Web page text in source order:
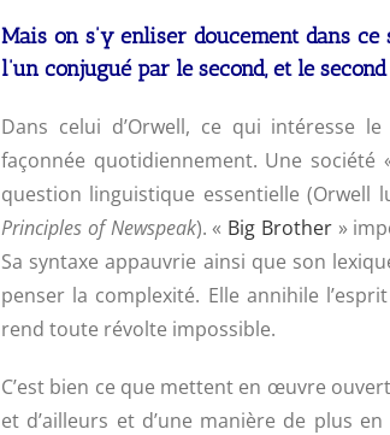
Mais on s’y enliser doucement dans
l’un conjugué par le second, et le
Dans celui d’Orwell, ce qui intéresse
façonnée quotidiennement. Une
question linguistique essentielle
Principles of Newspeak). « Big Brother»
Sa syntaxe appauvrie ainsi que son
penser la complexité. Elle annihile
rend toute révolte impossible.
C’est bien ce que mettent en œuvre
et d’ailleurs et d’une manière de plus